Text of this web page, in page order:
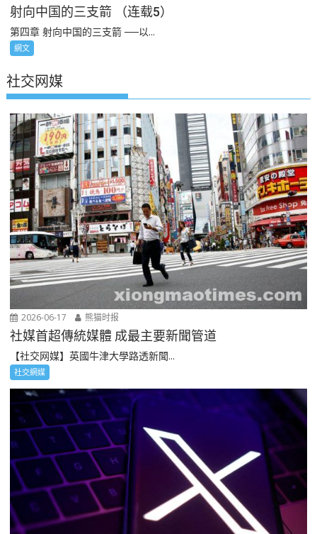
射向中国的三支箭 （连载5）
第四章 射向中国的三支箭 ──以...
網文
社交网媒
2026-06-17 熊猫时报
社媒首超傳統媒體 成最主要新聞管道
【社交网媒】英國牛津大學路透新聞...
社交網媒